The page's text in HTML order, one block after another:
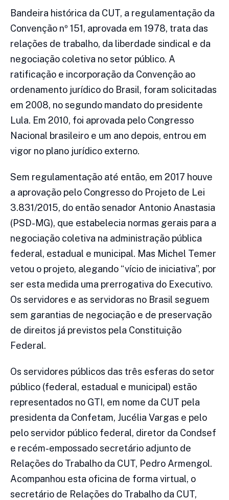
Bandeira histórica da CUT, a regulamentação da
Convenção nº 151, aprovada em 1978, trata das
relações de trabalho, da liberdade sindical e da
negociação coletiva no setor público. A
ratificação e incorporação da Convenção ao
ordenamento jurídico do Brasil, foram solicitadas
em 2008, no segundo mandato do presidente
Lula. Em 2010, foi aprovada pelo Congresso
Nacional brasileiro e um ano depois, entrou em
vigor no plano jurídico externo.
Sem regulamentação até então, em 2017 houve
a aprovação pelo Congresso do Projeto de Lei
3.831/2015, do então senador Antonio Anastasia
(PSD-MG), que estabelecia normas gerais para a
negociação coletiva na administração pública
federal, estadual e municipal. Mas Michel Temer
vetou o projeto, alegando “vício de iniciativa”, por
ser esta medida uma prerrogativa do Executivo.
Os servidores e as servidoras no Brasil seguem
sem garantias de negociação e de preservação
de direitos já previstos pela Constituição
Federal.
Os servidores públicos das três esferas do setor
público (federal, estadual e municipal) estão
representados no GTI, em nome da CUT pela
presidenta da Confetam, Jucélia Vargas e pelo
pelo servidor público federal, diretor da Condsef
e recém-empossado secretário adjunto de
Relações do Trabalho da CUT, Pedro Armengol.
Acompanhou esta oficina de forma virtual, o
secretário de Relações do Trabalho da CUT,